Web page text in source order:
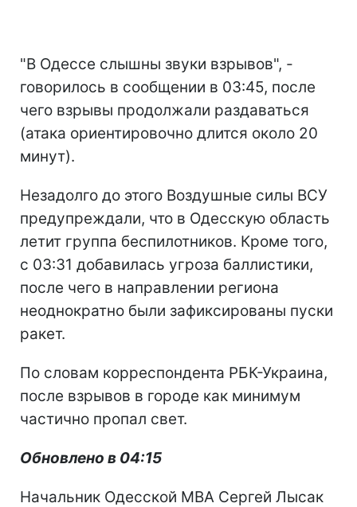
"В Одессе слышны звуки взрывов", -
говорилось в сообщении в 03:45, после
чего взрывы продолжали раздаваться
(атака ориентировочно длится около 20
минут).
Незадолго до этого Воздушные силы ВСУ
предупреждали, что в Одесскую область
летит группа беспилотников. Кроме того,
с 03:31 добавилась угроза баллистики,
после чего в направлении региона
неоднократно были зафиксированы пуски
ракет.
По словам корреспондента РБК-Украина,
после взрывов в городе как минимум
частично пропал свет.
Обновлено в 04:15
Начальник Одесской МВА Сергей Лысак